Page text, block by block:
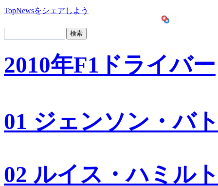
TopNewsをシェアしよう
2010年F1ドライバー
01 ジェンソン・バ
02 ルイス・ハミル